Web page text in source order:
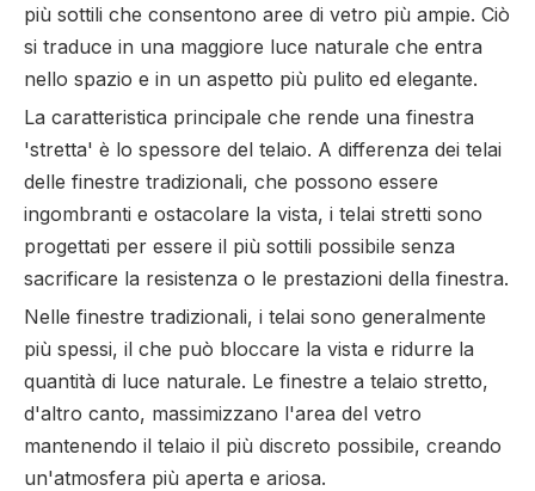
più sottili che consentono aree di vetro più ampie. Ciò
si traduce in una maggiore luce naturale che entra
nello spazio e in un aspetto più pulito ed elegante.
La caratteristica principale che rende una finestra
'stretta' è lo spessore del telaio. A differenza dei telai
delle finestre tradizionali, che possono essere
ingombranti e ostacolare la vista, i telai stretti sono
progettati per essere il più sottili possibile senza
sacrificare la resistenza o le prestazioni della finestra.
Nelle finestre tradizionali, i telai sono generalmente
più spessi, il che può bloccare la vista e ridurre la
quantità di luce naturale. Le finestre a telaio stretto,
d'altro canto, massimizzano l'area del vetro
mantenendo il telaio il più discreto possibile, creando
un'atmosfera più aperta e ariosa.